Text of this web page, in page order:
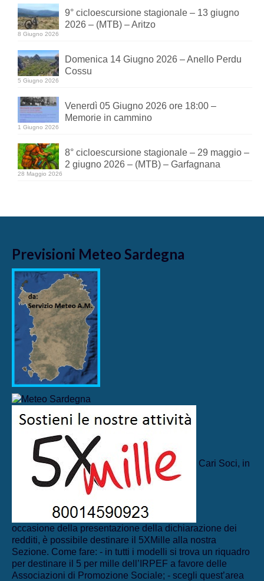
9° cicloescursione stagionale – 13 giugno
2026 – (MTB) – Aritzo
8 Giugno 2026
Domenica 14 Giugno 2026 – Anello Perdu
Cossu
5 Giugno 2026
Venerdì 05 Giugno 2026 ore 18:00 –
Memorie in cammino
1 Giugno 2026
8° cicloescursione stagionale – 29 maggio –
2 giugno 2026 – (MTB) – Garfagnana
28 Maggio 2026
Previsioni Meteo Sardegna
Cari Soci, in
occasione della presentazione della dichiarazione dei
redditi, è possibile destinare il 5XMille alla nostra
Sezione. Come fare: - in tutti i modelli si trova un riquadro
per destinare il 5 per mille dell’IRPEF a favore delle
Associazioni di Promozione Sociale; - scegli quest’area